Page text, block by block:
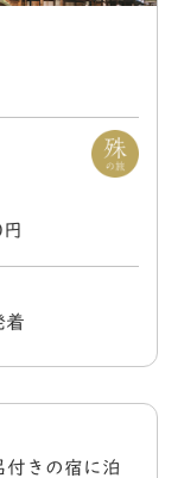
きの宿に泊